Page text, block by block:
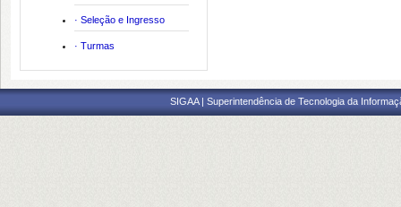
· Seleção e Ingresso
· Turmas
SIGAA | Superintendência de Tecnologia da